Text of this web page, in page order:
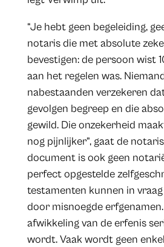
“Je hebt geen begeleiding,
notaris die met absolute
bevestigen: de persoon wist
aan het regelen was.
nabestaanden verzekeren
gevolgen begreep en die
gewild. Die onzekerheid
nog pijnlijker”, gaat de notaris
document is ook geen
perfect opgestelde
testamenten kunnen in
door misnoegde
afwikkeling van de erfenis
wordt. Vaak wordt geen